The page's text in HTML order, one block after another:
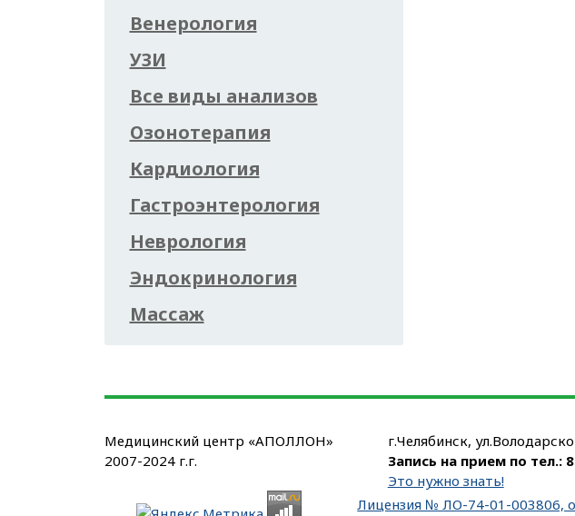
Венерология
УЗИ
Все виды анализов
Озонотерапия
Кардиология
Гастроэнтерология
Неврология
Эндокринология
Массаж
Медицинский центр «АПОЛЛОН»
2007-2024 г.г.
г.Челябинск,
Запись на прием по тел.:
Это нужно знать!
Лицензия № ЛО-74-01-003806,